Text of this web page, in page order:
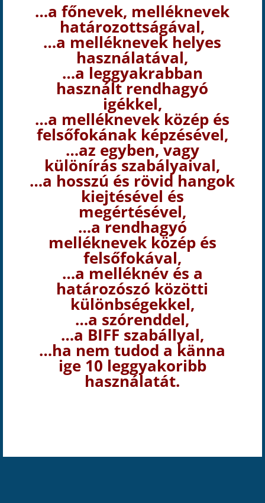
…a főnevek, melléknevek
határozottságával,
…a melléknevek helyes
használatával,
…a leggyakrabban
használt rendhagyó
igékkel,
…a melléknevek közép és
felsőfokának képzésével,
…az egyben, vagy
különírás szabályaival,
…a hosszú és rövid hangok
kiejtésével és
megértésével,
…a rendhagyó
melléknevek közép és
felsőfokával,
…a melléknév és a
határozószó közötti
különbségekkel,
…a szórenddel,
…a BIFF szabállyal,
…ha nem tudod a känna
ige 10 leggyakoribb
használatát.